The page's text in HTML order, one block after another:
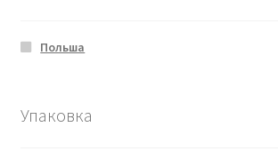
Польша
Упаковка